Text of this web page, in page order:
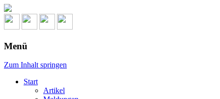
Menü
Zum Inhalt springen
Start
Artikel